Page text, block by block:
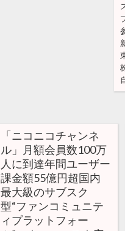
「ニコニコチャンネ
ル」月額会員数100万
人に到達年間ユーザー
課金額55億円超国内
最大級のサブスク
型“ファンコミュニテ
ィプラットフォー